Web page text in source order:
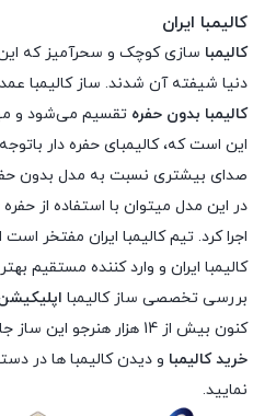
کالیمبا ایران
کالیمبا سازی کوچک و سحرآمیز که این
دنیا شیفته آن شدند. ساز کالیمبا عمدتاً به
کالیمبا بدون حفره تقسیم می‌شود و
این است که، کالیمبای حفره دار
صدای بیشتری نسبت به مدل بدون حفره
در این مدل میتوان با استفاده از
کالیمبا ایران و وارد کننده مستقیم
بررسی تخصصی ساز کالیمبا
کنون بیش از 14 هزار هنرجو این ساز جادوئی را در آن آموخته اند. برای
خرید کالیمبا و دیدن کالیمبا ها در
نمایید.